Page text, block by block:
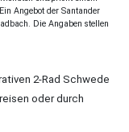
Angebot der Santander
Die Angaben stellen
2-Rad Schwede
oder durch